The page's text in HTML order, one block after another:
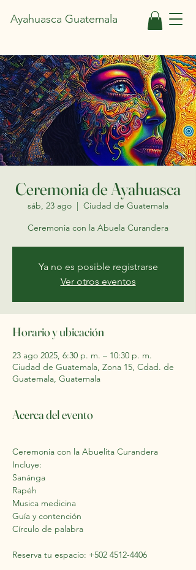
Ayahuasca Guatemala
Ceremonia de Ayahuasca
sáb, 23 ago
  |
Ciudad de Guatemala
Ceremonia con la Abuela Curandera
Ya no es posible registrarse
Ver otros eventos
Horario y ubicación
23 ago 2025, 6:30 p. m. – 10:30 p. m.
Ciudad de Guatemala, Zona 15, Cdad. de
Guatemala, Guatemala
Acerca del evento
Ceremonia con la Abuelita Curandera
Incluye:
Sanánga
Rapéh
Musica medicina
Guía y contención
Círculo de palabra
Reserva tu espacio: +502 4512-4406